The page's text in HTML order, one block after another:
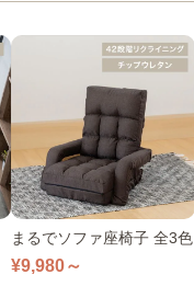
まるでソファ座椅子 全3色
¥9,980～